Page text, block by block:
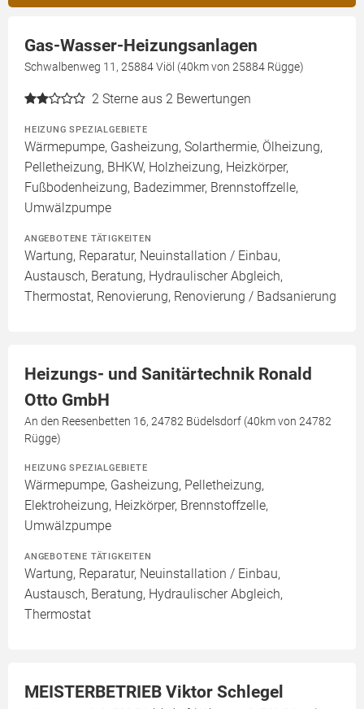
Gas-Wasser-Heizungsanlagen
Schwalbenweg 11, 25884 Viöl (40km von 25884 Rügge)
2 Sterne aus 2 Bewertungen
HEIZUNG SPEZIALGEBIETE
Wärmepumpe, Gasheizung, Solarthermie, Ölheizung,
Pelletheizung, BHKW, Holzheizung, Heizkörper,
Fußbodenheizung, Badezimmer, Brennstoffzelle,
Umwälzpumpe
ANGEBOTENE TÄTIGKEITEN
Wartung, Reparatur, Neuinstallation / Einbau,
Austausch, Beratung, Hydraulischer Abgleich,
Thermostat, Renovierung, Renovierung / Badsanierung
Heizungs- und Sanitärtechnik Ronald
Otto GmbH
An den Reesenbetten 16, 24782 Büdelsdorf (40km von 24782
Rügge)
HEIZUNG SPEZIALGEBIETE
Wärmepumpe, Gasheizung, Pelletheizung,
Elektroheizung, Heizkörper, Brennstoffzelle,
Umwälzpumpe
ANGEBOTENE TÄTIGKEITEN
Wartung, Reparatur, Neuinstallation / Einbau,
Austausch, Beratung, Hydraulischer Abgleich,
Thermostat
MEISTERBETRIEB Viktor Schlegel